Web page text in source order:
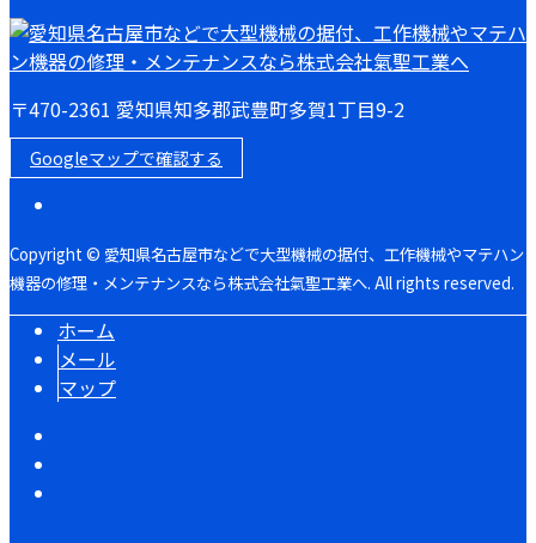
〒470-2361 愛知県知多郡武豊町多賀1丁目9-2
Googleマップで確認する
Copyright © 愛知県名古屋市などで大型機械の据付、工作機械やマテハン
機器の修理・メンテナンスなら株式会社氣聖工業へ. All rights reserved.
ホーム
メール
マップ